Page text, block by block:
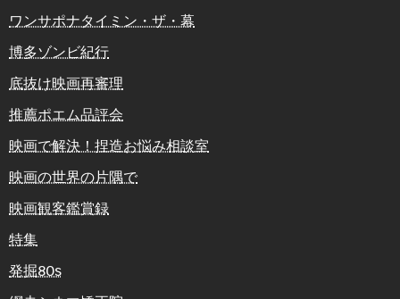
ワンサポナタイミン・ザ・幕
博多ゾンビ紀行
底抜け映画再審理
推薦ポエム品評会
映画で解決！捏造お悩み相談室
映画の世界の片隅で
映画観客鑑賞録
特集
発掘80s